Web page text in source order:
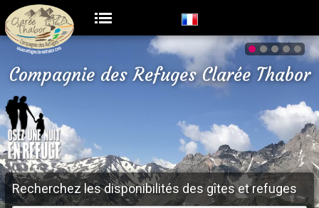
Compagnie des Refuges Clarée Thabor
Recherchez les disponibilités des gîtes et refuges